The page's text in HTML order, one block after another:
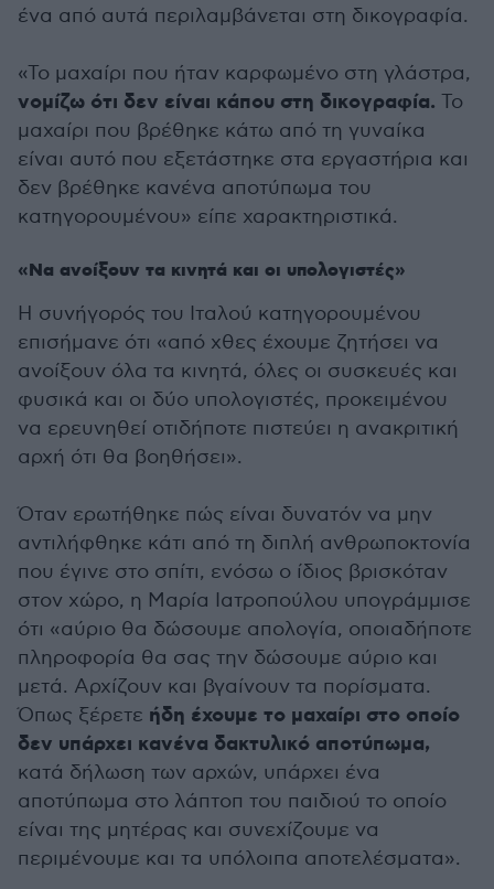
ένα από αυτά περιλαμβάνεται στη δικογραφία.
«Το μαχαίρι που ήταν καρφωμένο στη γλάστρα,
νομίζω ότι δεν είναι κάπου στη δικογραφία. Το
μαχαίρι που βρέθηκε κάτω από τη γυναίκα
είναι αυτό που εξετάστηκε στα εργαστήρια και
δεν βρέθηκε κανένα αποτύπωμα του
κατηγορουμένου» είπε χαρακτηριστικά.
«Να ανοίξουν τα κινητά και οι υπολογιστές»
Η συνήγορός του Ιταλού κατηγορουμένου
επισήμανε ότι «από χθες έχουμε ζητήσει να
ανοίξουν όλα τα κινητά, όλες οι συσκευές και
φυσικά και οι δύο υπολογιστές, προκειμένου
να ερευνηθεί οτιδήποτε πιστεύει η ανακριτική
αρχή ότι θα βοηθήσει».
Όταν ερωτήθηκε πώς είναι δυνατόν να μην
αντιλήφθηκε κάτι από τη διπλή ανθρωποκτονία
που έγινε στο σπίτι, ενόσω ο ίδιος βρισκόταν
στον χώρο, η Μαρία Ιατροπούλου υπογράμμισε
ότι «αύριο θα δώσουμε απολογία, οποιαδήποτε
πληροφορία θα σας την δώσουμε αύριο και
μετά. Αρχίζουν και βγαίνουν τα πορίσματα.
Όπως ξέρετε ήδη έχουμε το μαχαίρι στο οποίο
δεν υπάρχει κανένα δακτυλικό αποτύπωμα,
κατά δήλωση των αρχών, υπάρχει ένα
αποτύπωμα στο λάπτοπ του παιδιού το οποίο
είναι της μητέρας και συνεχίζουμε να
περιμένουμε και τα υπόλοιπα αποτελέσματα».